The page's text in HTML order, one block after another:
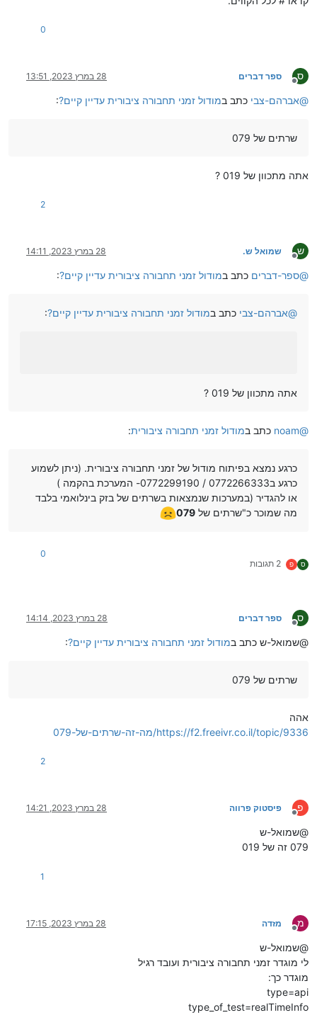
0
ס
מנותק
ספר דברים 28 במרץ 2023, 13:51
@אברהם-צבי כתב במודול זמני תחבורה ציבורית עדיין קיים?:
שרתים של 079
אתה מתכוון של 019 ?
2
ש
מנותק
שמואל ש. 28 במרץ 2023, 14:11
@ספר-דברים כתב במודול זמני תחבורה ציבורית עדיין קיים?:
@אברהם-צבי כתב במודול זמני תחבורה ציבורית עדיין קיים?:
אתה מתכוון של 019 ?
@
noam כתב במודול זמני תחבורה ציבורית:
כרגע נמצא בפיתוח מודול של זמני תחבורה ציבורית. (ניתן לשמוע
כרגע ב0772266333 / 0772299190- המערכת בהקמה )
או להגדיר (במערכות שנמצאות בשרתים של בזק בינלואמי בלבד
מה שמוכר כ"שרתים של 079
ס פ 2 תגובות
0
ס
מנותק
ספר דברים 28 במרץ 2023, 14:14
@שמואל-ש כתב במודול זמני תחבורה ציבורית עדיין קיים?:
שרתים של 079
אהה
https://f2.freeivr.co.il/topic/9336/מה-זה-שרתים-של-079
2
פ
מנותק
פיסטוק פרווה 28 במרץ 2023, 14:21
@שמואל-ש
079 זה של 019
1
מ
מנותק
מזדה 28 במרץ 2023, 17:15
@שמואל-ש
לי מוגדר זמני תחבורה ציבורית ועובד רגיל
מוגדר כך:
type=api
type_of_test=realTimeInfo